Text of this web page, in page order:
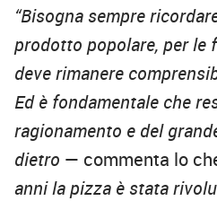
“Bisogna sempre
prodotto popolare, per le
deve rimanere
Ed è fondamentale che
ragionamento e del
dietro — commenta lo
anni la pizza è stata